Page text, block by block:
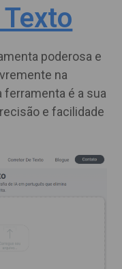
poderosa e
na
é a sua
e facilidade